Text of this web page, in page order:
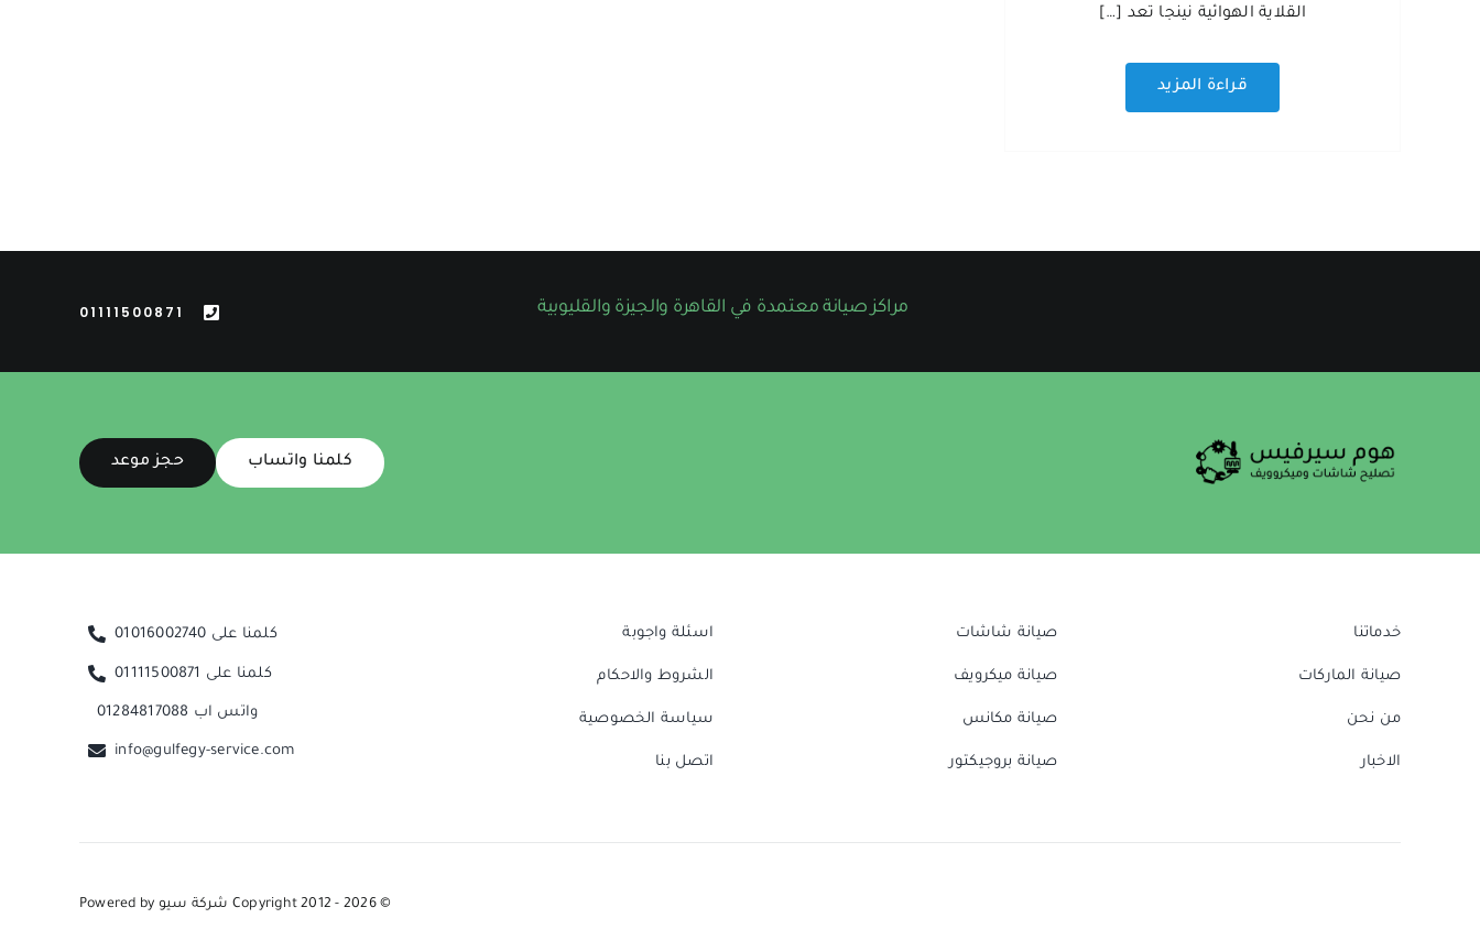
القلاية الهوائية نينجا تعد […]
قراءة المزيد
مراكز صيانة معتمدة في القاهرة والجيزة والقليوبية 01111500871
كلمنا واتساب حجز موعد
خدماتنا
صيانة الماركات
من نحن
الاخبار
صيانة شاشات
صيانة ميكرويف
صيانة مكانس
صيانة بروجيكتور
اسئلة واجوبة
الشروط والاحكام
سياسة الخصوصية
اتصل بنا
كلمنا على 01016002740
كلمنا على 01111500871
واتس اب 01284817088
info@gulfegy-service.com
© Copyright 2012 - 2026 شركة سيو